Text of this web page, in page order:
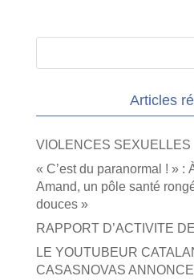
Articles
VIOLENCES SEXUELLES
« C’est du paranormal ! » :
Amand, un pôle santé
douces »
RAPPORT D’ACTIVITE
LE YOUTUBEUR
CASASNOVAS